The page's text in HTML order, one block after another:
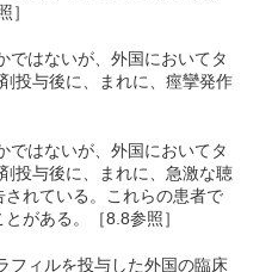
］
ではないが、外国においてタ
投与後に、まれに、痙攣発作
ではないが、外国においてタ
投与後に、まれに、急激な聴
れている。これらの患者で
がある。［8.8参照］
フィルを投与した外国の臨床